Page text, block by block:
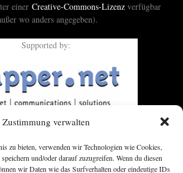
Zustimmung verwalten
zu bieten, verwenden wir Technologien wie Cookies,
und/oder darauf zuzugreifen. Wenn du diesen
wir Daten wie das Surfverhalten oder eindeutige IDs
einer Creative-Commons-Lizenzverfügbar
wo anders angegeben).
Supported by: